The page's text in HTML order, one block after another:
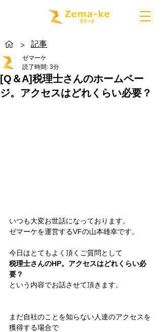
> 記事
[Q＆A]税理士さんのホームペー
ジ。アクセスはどれくらい必要？
ゼマーケ
読了時間: 3分
いつも大変お世話になっております。
ゼマーケを運営するVFの山本雄幸です。
今日はとてもよく頂くご質問として
税理士さんのHP。アクセスはどれくらい必
要？
という内容でお話させて頂きます。
まだ自社のことを知らない人達のアクセスを
獲得する場合で